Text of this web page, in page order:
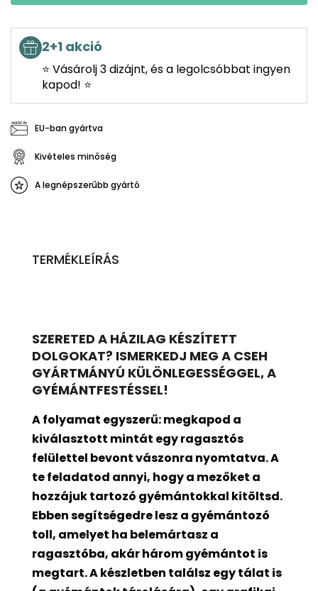
2+1 akció
⭐ Vásárolj 3 dizájnt, és a legolcsóbbat ingyen
kapod! ⭐
EU-ban gyártva
Kivételes minőség
A legnépszerűbb gyártó
TERMÉKLEÍRÁS
SZERETED A HÁZILAG KÉSZÍTETT
DOLGOKAT? ISMERKEDJ MEG A CSEH
GYÁRTMÁNYÚ KÜLÖNLEGESSÉGGEL, A
GYÉMÁNTFESTÉSSEL!
A folyamat egyszerű: megkapod a
kiválasztott mintát egy ragasztós
felülettel bevontvászonra nyomtatva. A
te feladatod annyi, hogy a mezőket a
hozzájuk tartozó gyémántokkal kitöltsd.
Ebben segítségedre lesz a gyémántozó
toll, amelyet ha belemártasz a
ragasztóba, akár három gyémántot is
megtart. A készletben találsz egy tálat is